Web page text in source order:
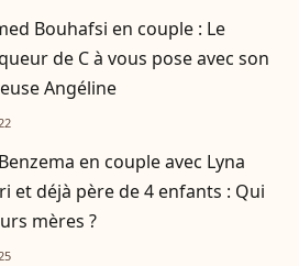
Bouhafsi en couple : Le
de C à vous pose avec son
Angéline
en couple avec Lyna
et déjà père de 4 enfants : Qui
mères ?